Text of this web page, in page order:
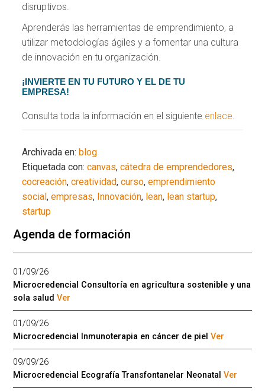
disruptivos.
Aprenderás las herramientas de emprendimiento, a
utilizar metodologías ágiles y a fomentar una cultura
de innovación en tu organización.
¡INVIERTE EN TU FUTURO Y EL DE TU
EMPRESA!
Consulta toda la información en el siguiente enlace
Archivada en:blog
Etiquetada con:canvas,cátedra de emprendedores,
cocreación,creatividad,curso,emprendimiento
social,empresas, Innovación, lean, lean startup,
startup
Agenda de formación
01/09/26
Microcredencial Consultoría en agricultura sostenible y una
sola saludVer
01/09/26
Microcredencial Inmunoterapia en cáncer de pielVer
09/09/26
Microcredencial Ecografía Transfontanelar NeonatalVer